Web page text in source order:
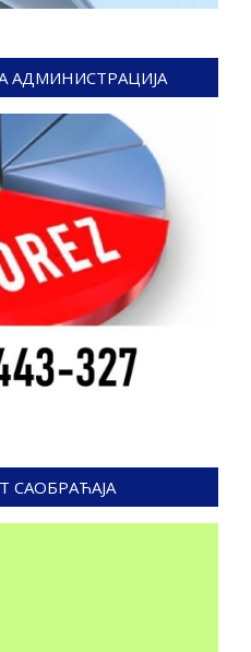
АДМИНИСТРАЦИЈА
САОБРАЋАЈА